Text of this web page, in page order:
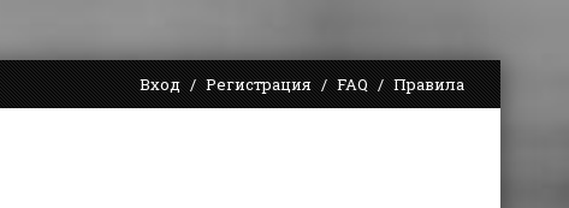
Вход Регистрация FAQ Правила